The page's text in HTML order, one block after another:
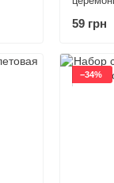
59 грн
−34%